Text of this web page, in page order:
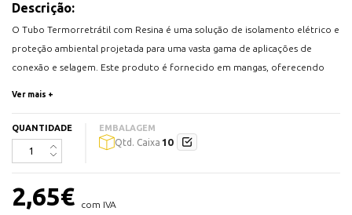
Descrição:
O Tubo Termorretrátil com Resina é uma solução de isolamento elétrico e
proteção ambiental projetada para uma vasta gama de aplicações de
conexão e selagem. Este produto é fornecido em mangas, oferecendo
protetora robusta contra humidade, corrosão e tensão mecânica.
Características:
(resina).
Retração: Rácio de retração de aproximadamente 3:1,
Ver mais +
QUANTIDADE EMBALAGEM
Qtd. Caixa 10
2,65€ com IVA